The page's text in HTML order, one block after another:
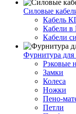
Силовые
Кабель
Кабели
Кабели
Фурнитура для
Рэковые
Замки
Колеса
Ножки
Пено-
Петли